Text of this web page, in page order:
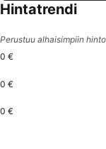
Hintatrendi
Perustuu alhaisimpiin
0 €
0 €
0 €